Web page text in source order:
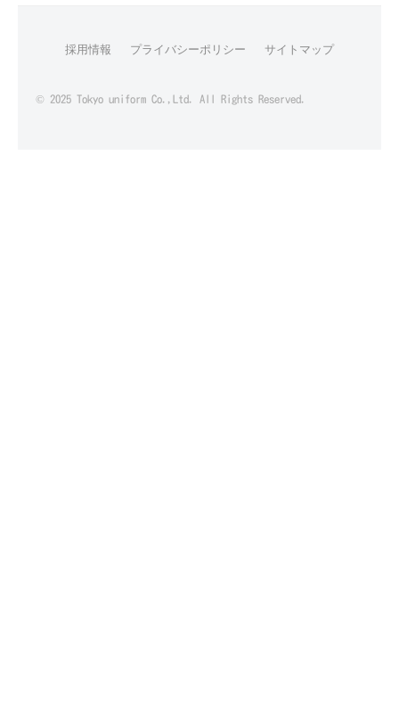
採用情報 プライバシーポリシー サイトマップ
© 2025 Tokyo uniform Co.,Ltd. All Rights Reserved.